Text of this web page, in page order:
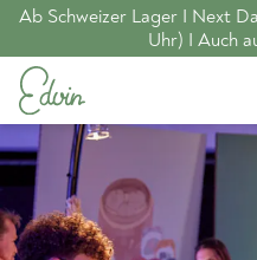
Ab Schweizer Lager I Next
Uhr) I Auch